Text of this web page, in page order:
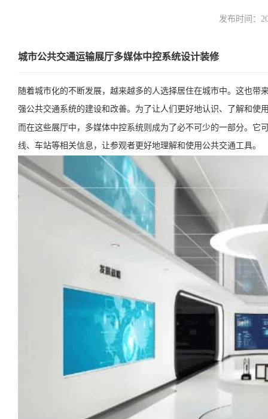
发布时间：
城市公共交通运输展厅多媒体中控系统设计装修
随着城市化的不断发展，越来越多的人选择居住在城市中。这也
强公共交通系统的建设和改善。为了让人们更好地认识、了解和使
而在这些展厅中，多媒体中控系统则成为了必不可少的一部分。
线、车站等相关信息，让参观者更好地理解和使用公共交通工具。